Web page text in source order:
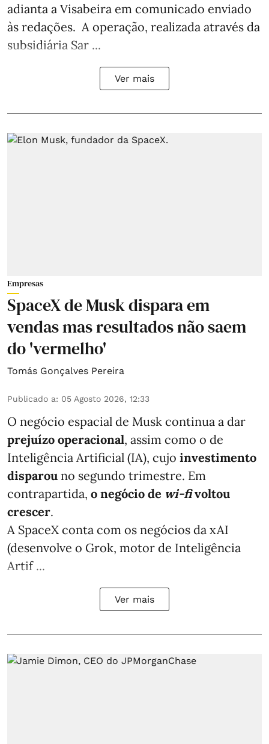
adianta a Visabeira em comunicado enviado
às redações. A operação, realizada através da
subsidiária Sar ...
Ver mais
Empresas
SpaceX de Musk dispara em
vendas mas resultados não saem
do 'vermelho'
Tomás Gonçalves Pereira
Publicado a: 05 Agosto 2026, 12:33
O negócio espacial de Musk continua a dar
prejuízo operacional, assim como o de
Inteligência Artificial (IA), cujo investimento
disparou no segundo trimestre. Em
contrapartida, o negócio de wi-fivoltou
crescer.
A SpaceX conta com os negócios da xAI
(desenvolve o Grok, motor de Inteligência
Artif ...
Ver mais